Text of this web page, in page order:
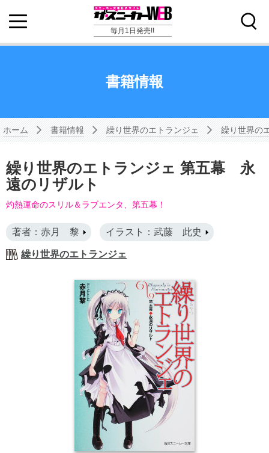
毎月1日発売!!
書籍情報
ホーム 書籍情報 繰り世界のエトランジェ 繰り世界の
繰り世界のエトランジェ 第五幕 永
遠のリザルト
灼熱運命のスリル＆ラブエンタ、第五幕！
著者：赤月 黎 イラスト：武藤 此史
繰り世界のエトランジェ